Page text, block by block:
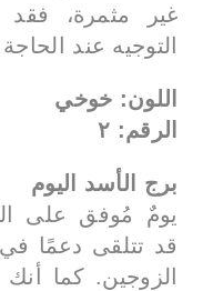
غير مثمرة،
التوجيه عند
اللون: خوخي
الرقم: ٢
برج الأسد اليوم
يومٌ مُوفق على
قد تتلقى دعمًا في
الزوجين. كما